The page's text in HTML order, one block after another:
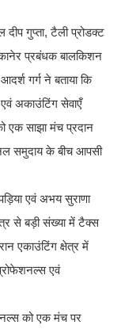
गुप्ता, टैली प्रोडक्ट
प्रबंधक बालकिशन
गर्ग ने बताया कि
अकाउंटिंग सेवाएँ
एक साझा मंच प्रदान
समुदाय के बीच आपसी
एवं अभय सुराणा
से बड़ी संख्या में टैक्स
एकाउंटिंग क्षेत्र में
एवं
को एक मंच पर